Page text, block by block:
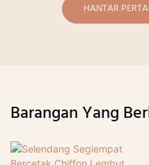
HANTAR
Barangan Yang